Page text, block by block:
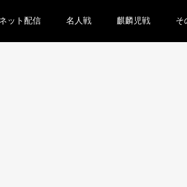
ット配信 名人戦 麒麟児戦 そ